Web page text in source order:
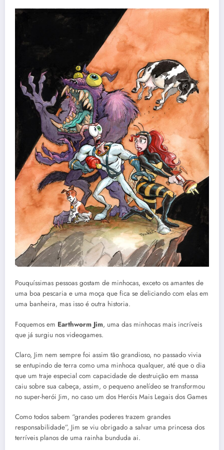
Pouquíssimas pessoas gostam de minhocas, exceto os amantes de
uma boa pescaria e uma moça que fica se deliciando com elas em
uma banheira, mas isso é outra historia.
Foquemos em Earthworm Jim, uma das minhocas mais incríveis
que já surgiu nos videogames.
Claro, Jim nem sempre foi assim tão grandioso, no passado vivia
se entupindo de terra como uma minhoca qualquer, até que o dia
que um traje especial com capacidade de destruição em massa
caiu sobre sua cabeça, assim, o pequeno anelídeo se transformou
no super-herói Jim, no caso um dos Heróis Mais Legais dos Games
Como todos sabem “grandes poderes trazem grandes
responsabilidade”, Jim se viu obrigado a salvar uma princesa dos
terríveis planos de uma rainha bunduda ai.